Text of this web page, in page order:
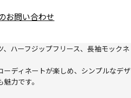
お問い合わせ
ハーフジップフリース、長袖モックネ
ディネートが楽しめ、シンプルなデザ
力です。